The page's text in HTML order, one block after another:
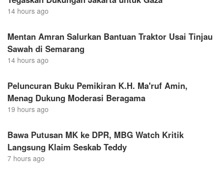
14 hours ago
Mentan Amran Salurkan Bantuan Traktor Usai Tinjau
Sawah di Semarang
14 hours ago
Peluncuran Buku Pemikiran K.H. Ma'ruf Amin,
Menag Dukung Moderasi Beragama
19 hours ago
Bawa Putusan MK ke DPR, MBG Watch Kritik
Langsung Klaim Seskab Teddy
7 hours ago